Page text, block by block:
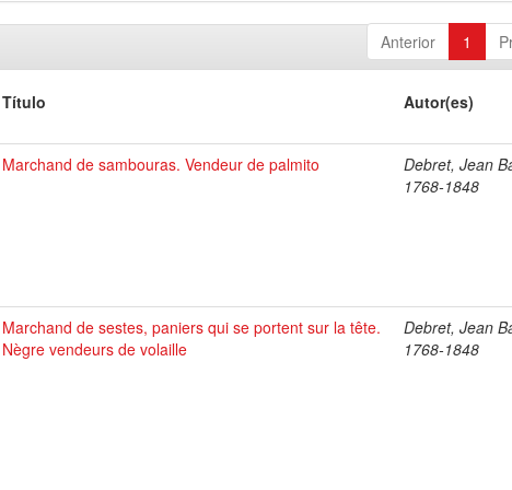
Anterior 1
Título Autor(es)
Marchand de sambouras. Vendeur de palmito
Debret, Jean
1768-1848
Marchand de sestes, paniers qui se portent sur la tête.
Nègre vendeurs de volaille
Debret, Jean
1768-1848